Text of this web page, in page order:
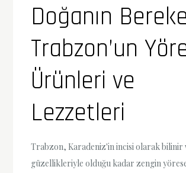
Doğanın
Trabzon’un
Ürünleri ve
Lezzetleri
Trabzon, Karadeniz'in incisi olarak bilinir
güzellikleriyle olduğu kadar zengin